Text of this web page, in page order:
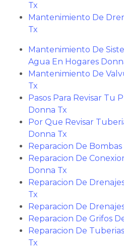
Tx
Mantenimiento De
Tx
Mantenimiento De
Agua En Hogares
Mantenimiento De
Tx
Pasos Para Revisar Tu
Donna Tx
Por Que Revisar
Donna Tx
Reparacion De
Reparacion De
Donna Tx
Reparacion De
Tx
Reparacion De
Reparacion De Grifos
Reparacion De
Tx